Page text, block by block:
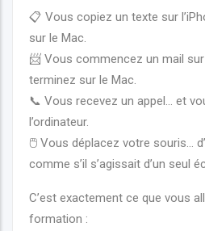
📋 Vous copiez un texte sur
sur le Mac.
📨 Vous commencez un mail sur
terminez sur le Mac.
📞 Vous recevez un appel… et
l’ordinateur.
🖱️ Vous déplacez votre souris…
comme s’il s’agissait d’un seul
C’est exactement ce que vous
formation :